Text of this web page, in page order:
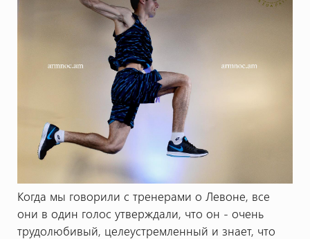
Когда мы говорили с тренерами о Левоне, все
они в один голос утверждали, что он - очень
трудолюбивый, целеустремленный и знает, что